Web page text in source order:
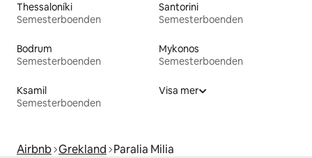
Thessaloníki
Semesterboenden
Santorini
Semesterboenden
Bodrum
Semesterboenden
Mykonos
Semesterboenden
Ksamil
Semesterboenden
Visa mer
Airbnb Grekland Paralia Milia